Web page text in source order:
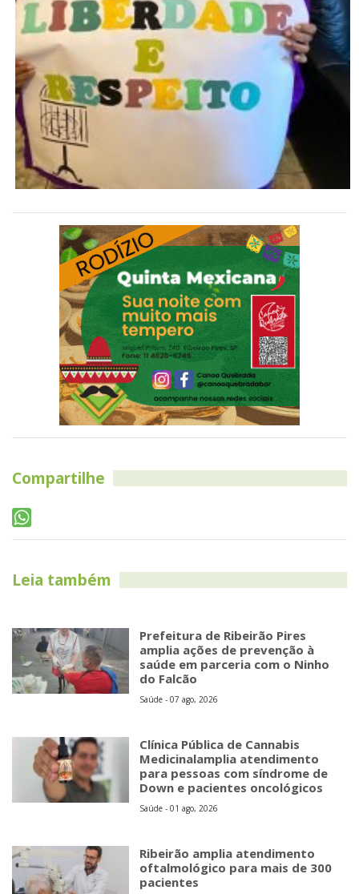
Compartilhe
Leia também
Prefeitura de Ribeirão Pires
amplia ações de prevenção à
saúde em parceria com o Ninho
do Falcão
Saúde - 07 ago, 2026
Clínica Pública de Cannabis
Medicinalamplia atendimento
para pessoas com síndrome de
Down e pacientes oncológicos
Saúde - 01 ago, 2026
Ribeirão amplia atendimento
oftalmológico para mais de 300
pacientes